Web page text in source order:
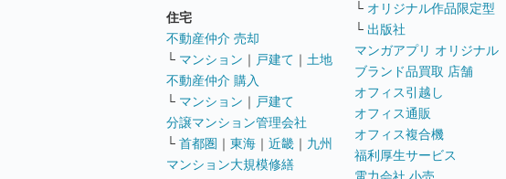
住宅
不動産仲介 売却
└ マンション ｜ 戸建て ｜ 土地
不動産仲介 購入
└ マンション ｜ 戸建て
分譲マンション管理会社
└ 首都圏 ｜ 東海 ｜ 近畿 ｜ 九州
マンション大規模修繕
└ オリジナル作品限定型
└ 出版社
マンガアプリ オリジナル
ブランド品買取 店舗
オフィス引越し
オフィス通販
オフィス複合機
福利厚生サービス